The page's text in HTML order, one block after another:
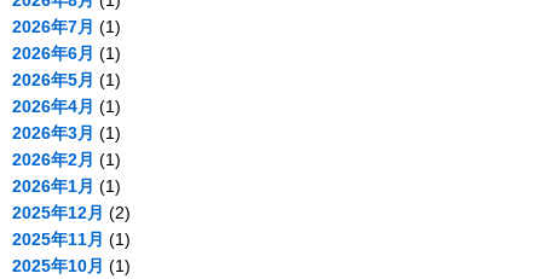
2026年7月 (1)
2026年6月 (1)
2026年5月 (1)
2026年4月 (1)
2026年3月 (1)
2026年2月 (1)
2026年1月 (1)
2025年12月 (2)
2025年11月 (1)
2025年10月 (1)